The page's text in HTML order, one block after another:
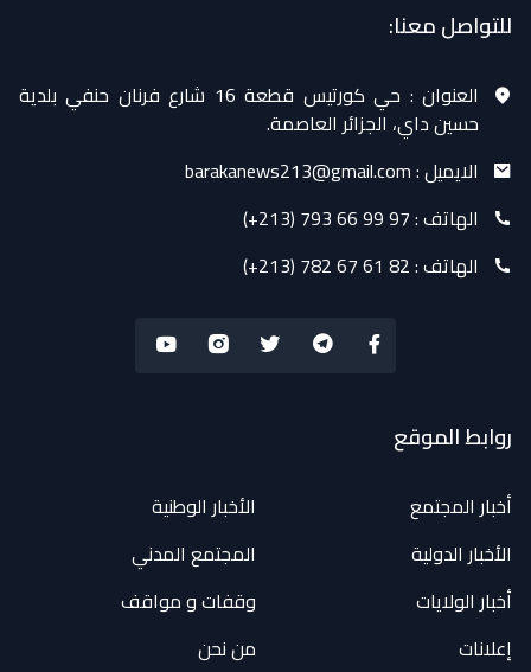
للتواصل معنا:
العنوان :
حي كورتيس قطعة 16 شارع فرنان حنفي بلدية
حسين داي، الجزائر العاصمة.
الايميل :barakanews213@gmail.com
الهاتف :(+213) 793 66 99 97
الهاتف :(+213) 782 67 61 82
روابط الموقع
أخبار المجتمع
الأخبار الوطنية
الأخبار الدولية
المجتمع المدني
أخبار الولايات
وقفات و مواقف
إعلانات
من نحن